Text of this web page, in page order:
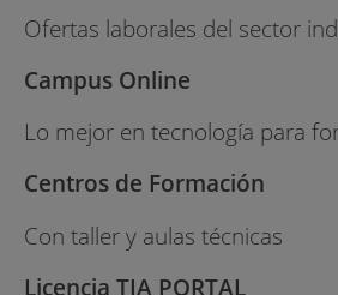
Ofertas laborales del sector
Campus Online
Lo mejor en tecnología para
Centros de Formación
Con taller y aulas técnicas
Licencia TIA PORTAL